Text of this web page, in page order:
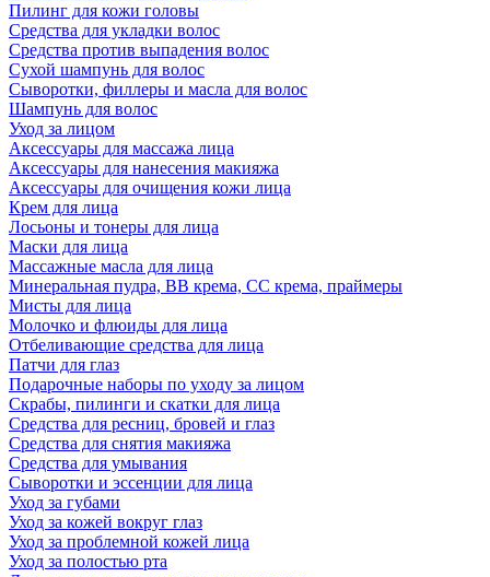
Пилинг для кожи головы
Средства для укладки волос
Средства против выпадения волос
Сухой шампунь для волос
Сыворотки, филлеры и масла для волос
Шампунь для волос
Уход за лицом
Аксессуары для массажа лица
Аксессуары для нанесения макияжа
Аксессуары для очищения кожи лица
Крем для лица
Лосьоны и тонеры для лица
Маски для лица
Массажные масла для лица
Минеральная пудра, BB крема, СС крема, праймеры
Мисты для лица
Молочко и флюиды для лица
Отбеливающие средства для лица
Патчи для глаз
Подарочные наборы по уходу за лицом
Скрабы, пилинги и скатки для лица
Средства для ресниц, бровей и глаз
Средства для снятия макияжа
Средства для умывания
Сыворотки и эссенции для лица
Уход за губами
Уход за кожей вокруг глаз
Уход за проблемной кожей лица
Уход за полостью рта